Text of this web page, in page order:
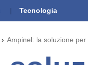
Tecnologia
Ampinel: la soluzione